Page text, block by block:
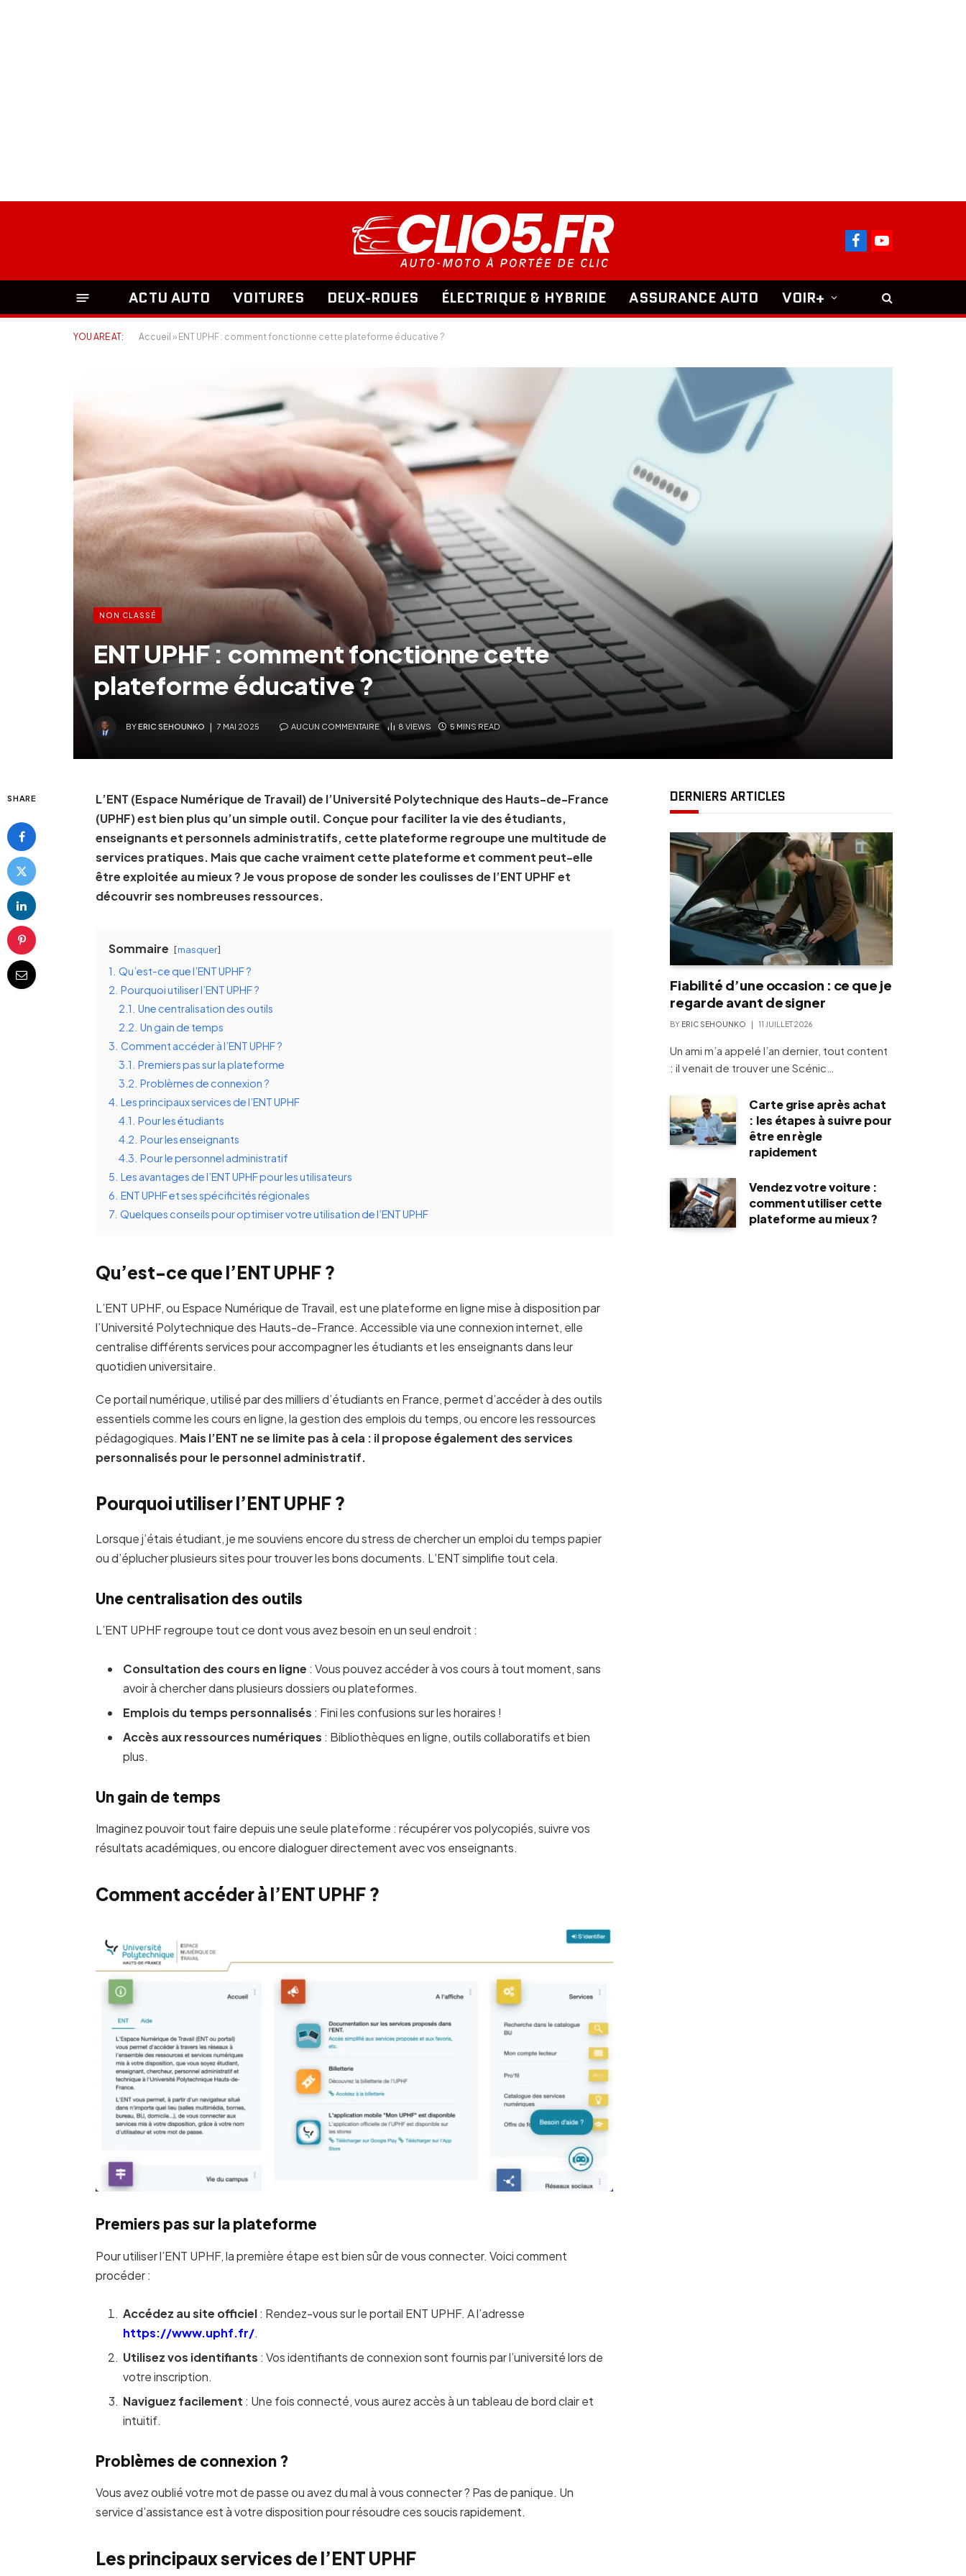
FacebookYouTube
ACTU AUTO VOITURES DEUX-ROUES ÉLECTRIQUE & HYBRIDE ASSURANCE AUTO VOIR+
YOU ARE AT: Accueil » ENT UPHF : comment fonctionne cette plateforme éducative ?
NON CLASSÉ
ENT UPHF : comment fonctionne cette
plateforme éducative ?
BYERIC SEHOUNKO 7 MAI 2025 AUCUN COMMENTAIRE 8 VIEWS 5 MINS READ
SHARE
L’ENT (Espace Numérique de Travail) de l’Université Polytechnique des Hauts-de-France
(UPHF) est bien plus qu’un simple outil. Conçue pour faciliter la vie des étudiants,
enseignants et personnels administratifs, cette plateforme regroupe une multitude de
services pratiques. Mais que cache vraiment cette plateforme et comment peut-elle
être exploitée au mieux ? Je vous propose de sonder les coulisses de l’ENT UPHF et
découvrir ses nombreuses ressources.
Sommaire masquer
1. Qu’est-ce que l’ENT UPHF ?
2. Pourquoi utiliser l’ENT UPHF ?
2.1. Une centralisation des outils
2.2. Un gain de temps
3. Comment accéder à l’ENT UPHF ?
3.1. Premiers pas sur la plateforme
3.2. Problèmes de connexion ?
4. Les principaux services de l’ENT UPHF
4.1. Pour les étudiants
4.2. Pour les enseignants
4.3. Pour le personnel administratif
5. Les avantages de l’ENT UPHF pour les utilisateurs
6. ENT UPHF et ses spécificités régionales
7. Quelques conseils pour optimiser votre utilisation de l’ENT UPHF
Qu’est-ce que l’ENT UPHF ?
L’ENT UPHF, ou Espace Numérique de Travail, est une plateforme en ligne mise à disposition par
l’Université Polytechnique des Hauts-de-France. Accessible via une connexion internet, elle
centralise différents services pour accompagner les étudiants et les enseignants dans leur
quotidien universitaire.
Ce portail numérique, utilisé par des milliers d’étudiants en France, permet d’accéder à des outils
essentiels comme les cours en ligne, la gestion des emplois du temps, ou encore les ressources
pédagogiques. Mais l’ENT ne se limite pas à cela : il propose également des services
personnalisés pour le personnel administratif.
Pourquoi utiliser l’ENT UPHF ?
Lorsque j’étais étudiant, je me souviens encore du stress de chercher un emploi du temps papier
ou d’éplucher plusieurs sites pour trouver les bons documents. L’ENT simplifie tout cela.
Une centralisation des outils
L’ENT UPHF regroupe tout ce dont vous avez besoin en un seul endroit :
Consultation des cours en ligne : Vous pouvez accéder à vos cours à tout moment, sans
avoir à chercher dans plusieurs dossiers ou plateformes.
Emplois du temps personnalisés : Fini les confusions sur les horaires !
Accès aux ressources numériques : Bibliothèques en ligne, outils collaboratifs et bien
plus.
Un gain de temps
Imaginez pouvoir tout faire depuis une seule plateforme : récupérer vos polycopiés, suivre vos
résultats académiques, ou encore dialoguer directement avec vos enseignants.
Comment accéder à l’ENT UPHF ?
Premiers pas sur la plateforme
Pour utiliser l’ENT UPHF, la première étape est bien sûr de vous connecter. Voici comment
procéder :
Accédez au site officiel: Rendez-vous sur le portail ENT UPHF. A l’adresse
https://www.uphf.fr/.
Utilisez vos identifiants : Vos identifiants de connexion sont fournis par l’université lors de
votre inscription.
Naviguez facilement : Une fois connecté, vous aurez accès à un tableau de bord clair et
intuitif.
Problèmes de connexion ?
Vous avez oublié votre mot de passe ou avez du mal à vous connecter ? Pas de panique. Un
service d’assistance est à votre disposition pour résoudre ces soucis rapidement.
Les principaux services de l’ENT UPHF
DERNIERS ARTICLES
Fiabilité d’une occasion : ce que je
regarde avant de signer
BY ERIC SEHOUNKO 11 JUILLET 2026
Un ami m’a appelé l’an dernier, tout content
: il venait de trouver une Scénic…
Carte grise après achat
: les étapes à suivre pour
être en règle
rapidement
Vendez votre voiture :
comment utiliser cette
plateforme au mieux ?